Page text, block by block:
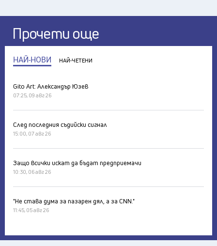
Прочети още
НАЙ-НОВИ НАЙ-ЧЕТЕНИ
Gito Art: Александър Юзев
07:25, 09 авг 26
След последния съдийски сигнал
15:00, 07 авг 26
Защо всички искат да бъдат предприемачи
10:30, 06 авг 26
"Не става дума за пазарен дял, а за CNN."
11:45, 05 авг 26